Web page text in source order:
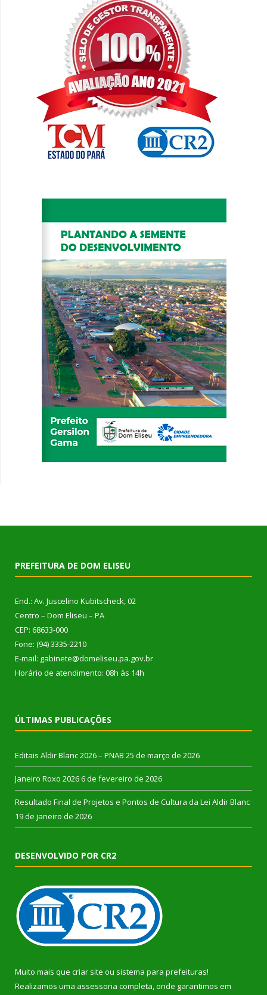
PREFEITURA DE DOM ELISEU
End.: Av. Juscelino Kubitscheck, 02
Centro – Dom Eliseu – PA
CEP: 68633-000
Fone: (94) 3335-2210
E-mail: gabinete@domeliseu.pa.gov.br
Horário de atendimento: 08h às 14h
ÚLTIMAS PUBLICAÇÕES
Editais Aldir Blanc 2026 – PNAB 25 de março de 2026
Janeiro Roxo 2026 6 de fevereiro de 2026
Resultado Final de Projetos e Pontos de Cultura da Lei Aldir Blanc
19 de janeiro de 2026
DESENVOLVIDO POR CR2
Muito mais que criar site ou sistema para prefeituras!
Realizamos uma assessoria completa, onde garantimos em